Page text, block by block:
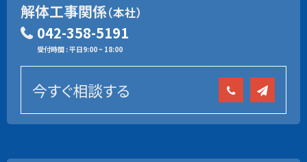
解体工事関係（本社）
042-358-5191
受付時間 : 平日9:00 ~ 18:00
今すぐ相談する